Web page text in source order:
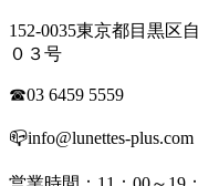
152-0035東京都目黒区
０３号
☎03 6459 5559
📪info@lunettes-plus.com